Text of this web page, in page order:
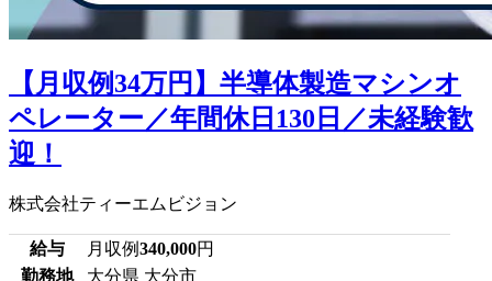
【月収例34万円】半導体製造マシンオ
ペレーター／年間休日130日／未経験歓
迎！
株式会社ティーエムビジョン
給与 月収例340,000円
勤務地
大分県 大分市